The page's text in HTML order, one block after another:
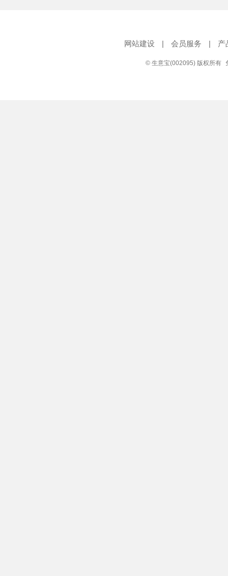
网站建设 | 会员服务 | 产
© 生意宝(002095) 版权所有